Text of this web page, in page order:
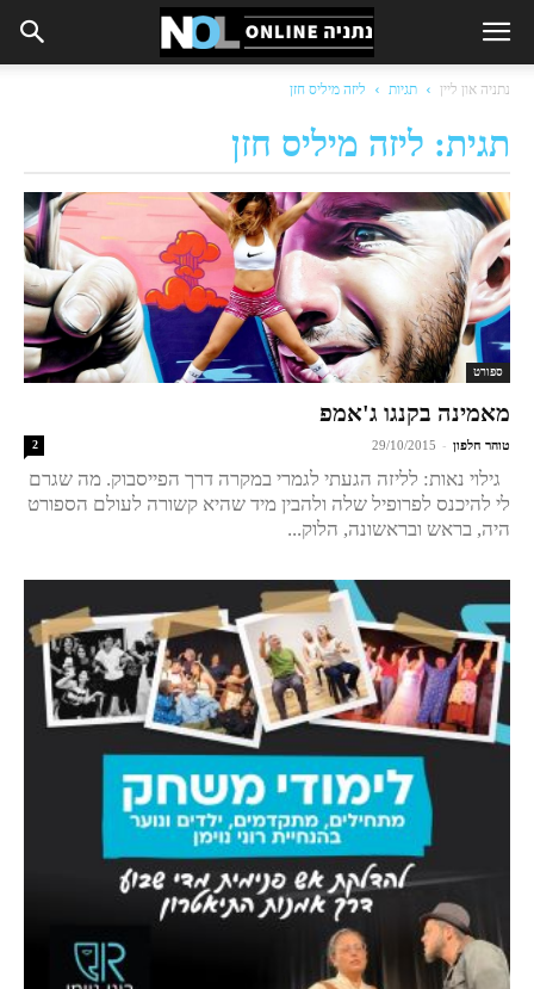
נתניה און ליין תגיות ליזה מיליס חזן
תגית: ליזה מיליס חזן
ספורט
מאמינה בקנגו ג'אמפ
טוהר חלפון -
29/10/2015
2
גילוי נאות: לליזה הגעתי לגמרי במקרה דרך הפייסבוק. מה שגרם
לי להיכנס לפרופיל שלה ולהבין מיד שהיא קשורה לעולם הספורט
היה, בראש ובראשונה, הלוק...